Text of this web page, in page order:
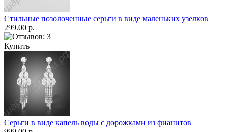
Стильные позолоченные серьги в виде маленьких узелков
299.00 р.
Купить
Серьги в виде капель воды с дорожками из фианитов